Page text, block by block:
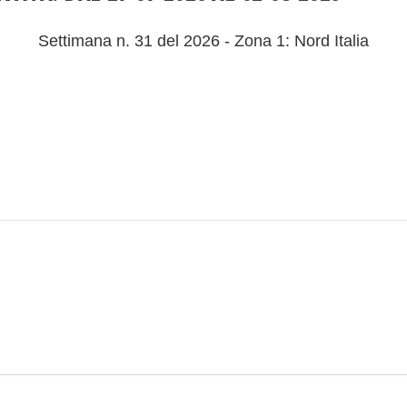
Settimana n. 31 del 2026 - Zona 1: Nord Italia